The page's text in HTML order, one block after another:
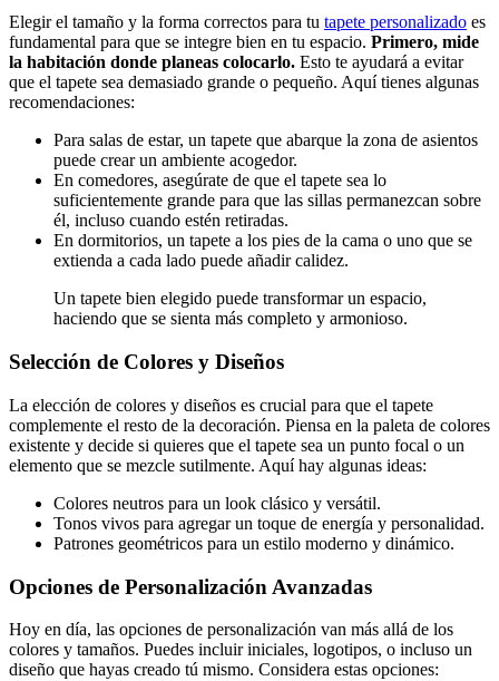
Elegir el tamaño y la forma correctos para tu tapete personalizado es
fundamental para que se integre bien en tu espacio. Primero, mide
la habitación donde planeas colocarlo. Esto te ayudará a evitar
que el tapete sea demasiado grande o pequeño. Aquí tienes algunas
recomendaciones:
Para salas de estar, un tapete que abarque la zona de asientos
puede crear un ambiente acogedor.
En comedores, asegúrate de que el tapete sea lo
suficientemente grande para que las sillas permanezcan sobre
él, incluso cuando estén retiradas.
En dormitorios, un tapete a los pies de la cama o uno que se
extienda a cada lado puede añadir calidez.
Un tapete bien elegido puede transformar un espacio,
haciendo que se sienta más completo y armonioso.
Selección de Colores y Diseños
La elección de colores y diseños es crucial para que el tapete
complemente el resto de la decoración. Piensa en la paleta de colores
existente y decide si quieres que el tapete sea un punto focal o un
elemento que se mezcle sutilmente. Aquí hay algunas ideas:
Colores neutros para un look clásico y versátil.
Tonos vivos para agregar un toque de energía y personalidad.
Patrones geométricos para un estilo moderno y dinámico.
Opciones de Personalización Avanzadas
Hoy en día, las opciones de personalización van más allá de los
colores y tamaños. Puedes incluir iniciales, logotipos, o incluso un
diseño que hayas creado tú mismo. Considera estas opciones: